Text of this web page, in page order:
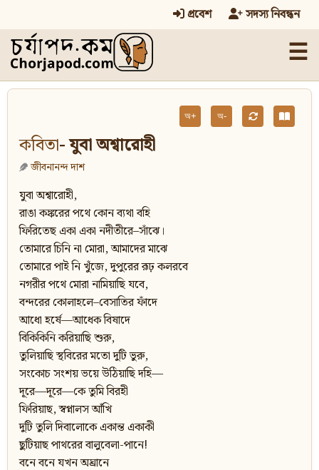
প্রবেশ সদস্য নিবন্ধন
☰
অ+ অ-
কবিতা- যুবা অশ্বারোহী
জীবনানন্দ দাশ
যুবা অশ্বারোহী,
রাঙা কঙ্করের পথে কোন ব্যথা বহি
ফিরিতেছ একা একা নদীতীরে–সাঁঝে।
তোমারে চিনি না মোরা, আমাদের মাঝে
তোমারে পাই নি খুঁজে, দুপুরের রূঢ় কলরবে
নগরীর পথে মোরা নামিয়াছি যবে,
বন্দরের কোলাহলে–বেসাতির ফাঁদে
আধো হর্ষে—আধেক বিষাদে
বিকিকিনি করিয়াছি শুরু,
তুলিয়াছি স্থবিরের মতো দুটি ভুরু,
সংকোচ সংশয় ভয়ে উঠিয়াছি দহি—
দূরে—দূরে—কে তুমি বিরহী
ফিরিয়াছ, স্বপ্নালস আঁখি
দুটি তুলি দিবালোকে একান্ত একাকী
ছুটিয়াছ পাথরের বালুবেলা-পানে!
বনে বনে যখন অঘ্রানে